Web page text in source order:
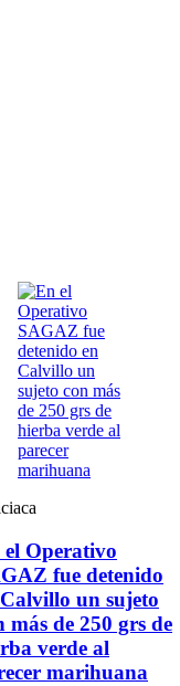
el Operativo
fue detenido
un sujeto
más de 250 grs de
verde al
marihuana